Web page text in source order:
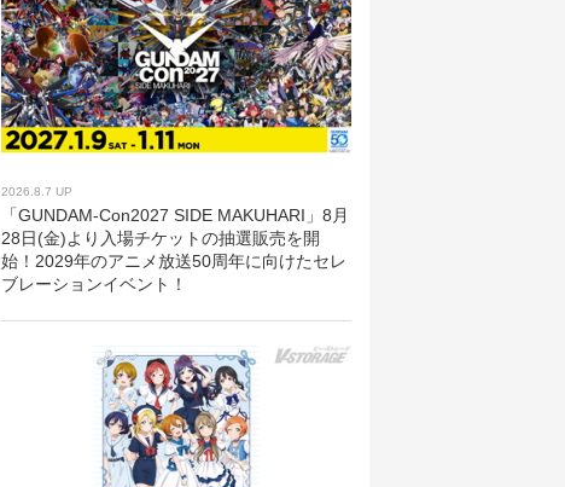
2026.8.7 UP
「GUNDAM-Con2027 SIDE MAKUHARI」8月
28日(金)より入場チケットの抽選販売を開
始！2029年のアニメ放送50周年に向けたセレ
ブレーションイベント！